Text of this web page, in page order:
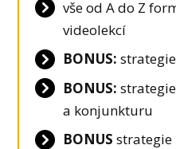
vše od A do Z
videolekcí
BONUS:
BONUS:
a konjunkturu
BONUS